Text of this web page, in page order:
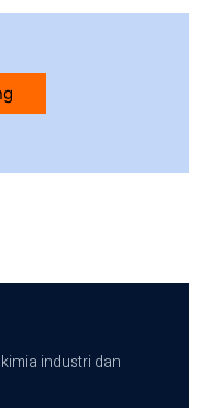
industri dan